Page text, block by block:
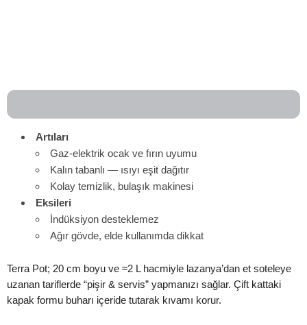
Artıları
Gaz‑elektrik ocak ve fırın uyumu
Kalın tabanlı — ısıyı eşit dağıtır
Kolay temizlik, bulaşık makinesi
Eksileri
İndüksiyon desteklemez
Ağır gövde, elde kullanımda dikkat
Terra Pot; 20 cm boyu ve ≈2 L hacmiyle lazanya’dan et soteleye
uzanan tariflerde “pişir & servis” yapmanızı sağlar. Çift kattaki
kapak formu buharı içeride tutarak kıvamı korur.